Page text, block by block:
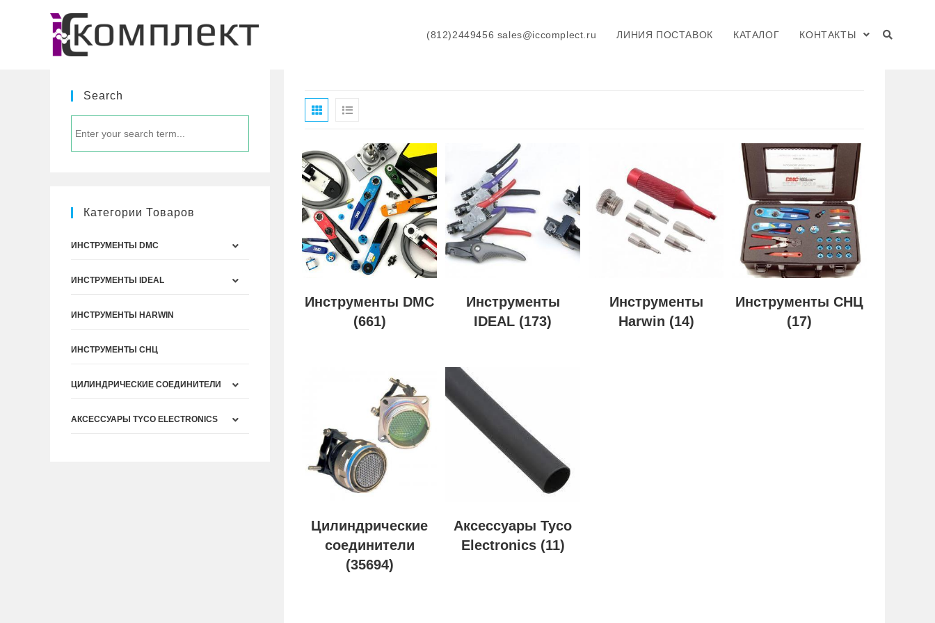
содержимому
(812)2449456 sales@iccomplect.ru ЛИНИЯ ПОСТАВОК КАТАЛОГ КОНТАКТЫ
Инструменты DMC
(661)
Инструменты
IDEAL (173)
Инструменты
Harwin (14)
Инструменты СНЦ
(17)
Цилиндрические
соединители
(35694)
Аксессуары Tyco
Electronics (11)
Search
Категории Товаров
ИНСТРУМЕНТЫ DMC
ИНСТРУМЕНТЫ IDEAL
ИНСТРУМЕНТЫ HARWIN
ИНСТРУМЕНТЫ СНЦ
ЦИЛИНДРИЧЕСКИЕ СОЕДИНИТЕЛИ
АКСЕССУАРЫ TYCO ELECTRONICS